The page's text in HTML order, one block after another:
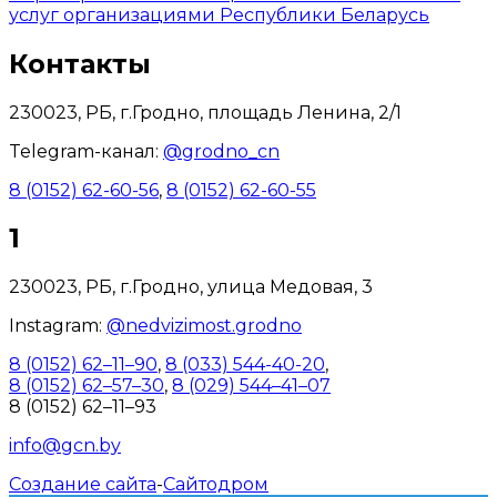
услуг организациями Республики Беларусь
Контакты
230023, РБ, г.Гродно, площадь Ленина, 2/1
Telegram-канал: @grodno_cn
8 (0152) 62-60-56, 8 (0152) 62-60-55
1
230023, РБ, г.Гродно, улица Медовая, 3
Instagram: @nedvizimost.grodno
8 (0152) 62–11–90, 8 (033) 544-40-20,
8 (0152) 62–57–30, 8 (029) 544–41–07
8 (0152) 62–11–93
info@gcn.by
Создание сайта-Сайтодром